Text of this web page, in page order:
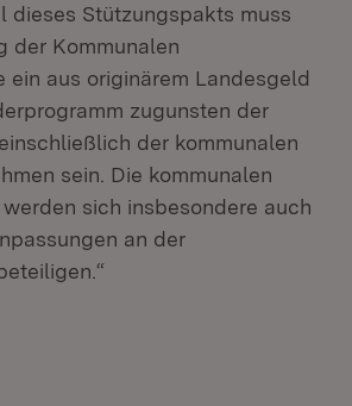
dieses Stützungspakts muss
der Kommunalen
ein aus originärem Landesgeld
zugunsten der
der kommunalen
sein. Die kommunalen
sich insbesondere auch
an der